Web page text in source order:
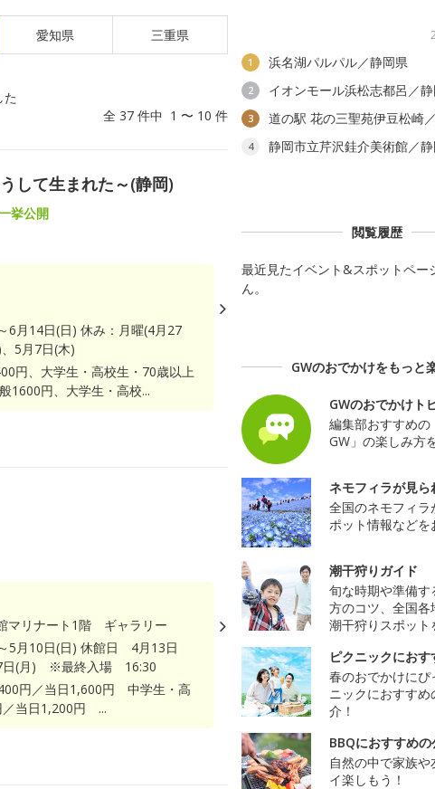
愛知県 三重県
た
全 37 件中 1 〜 10 件
して生まれた～(静岡)
挙公開
6月14日(日) 休み：月曜(4月27
5月7日(木)
円、大学生・高校生・70歳以上
1600円、大学生・高校...
マリナート1階 ギャラリー
5月10日(日) 休館日 4月13日
日(月) ※最終入場 16:30
円／当日1,600円 中学生・高
／当日1,200円 ...
1 浜名湖パルパル／静岡県
2 イオンモール浜松志都呂／
3 道の駅 花の三聖苑伊豆松崎
4
静岡市立芹沢銈介美術館／
閲覧履歴
最近見たイベント&スポットペー
ん。
GWのおでかけをもっと
GWのおでかけト
編集部おすすめの
GW」の楽しみ方
ネモフィラが見ら
全国のネモフィラ
ポット情報などを
潮干狩りガイド
旬な時期や準備す
方のコツ、全国各
潮干狩りスポット
ピクニックにお
春のおでかけにぴ
ニックにおすすめ
介！
BBQにおすすめの
自然の中で家族や
イ楽しもう！